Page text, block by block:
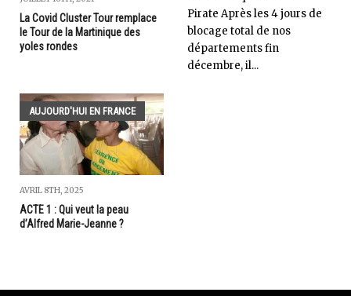
La Covid Cluster Tour remplace
le Tour de la Martinique des
yoles rondes
Pirate Après les 4 jours de
blocage total de nos
départements fin
décembre, il...
AUJOURD'HUI EN FRANCE
AVRIL 8TH, 2025
ACTE 1 : Qui veut la peau
d’Alfred Marie-Jeanne ?